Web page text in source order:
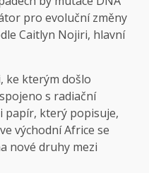
pro evoluční změny
Caitlyn Nojiri, hlavní
ke kterým došlo
s radiační
papír, který popisuje,
východní Africe se
nové druhy mezi